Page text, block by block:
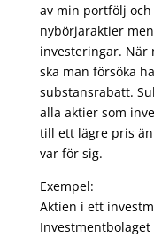
av min portfölj
nybörjaraktier
investeringar. När
ska man försöka
substansrabatt.
alla aktier som
till ett lägre pris
var för sig.
Exempel:
Aktien i ett